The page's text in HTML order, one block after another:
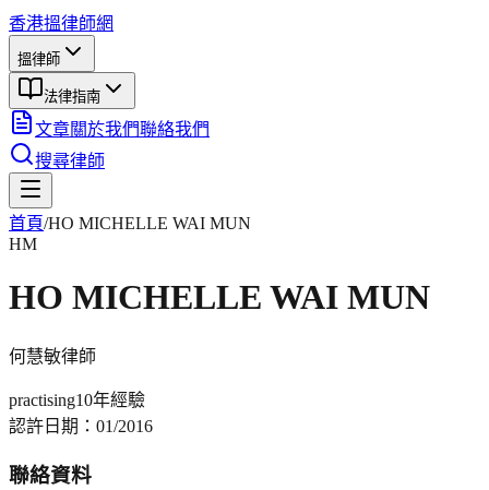
香港搵律師網
搵律師
法律指南
文章關於我們聯絡我們
搜尋律師
首頁/HO MICHELLE WAI MUN
HM
HO MICHELLE WAI MUN
何慧敏律師
practising10年經驗
認許日期： 01/2016
聯絡資料